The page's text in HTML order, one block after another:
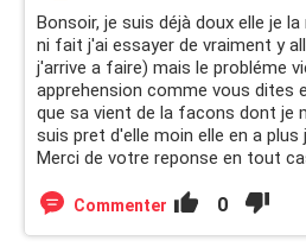
Bonsoir, je suis déjà doux elle je
ni fait j'ai essayer de vraiment y
j'arrive a faire) mais le probléme
apprehension comme vous dites
que sa vient de la facons dont je
suis pret d'elle moin elle en a plus
Merci de votre reponse en tout
Commenter 0